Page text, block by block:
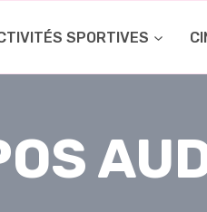
SPORTIVES